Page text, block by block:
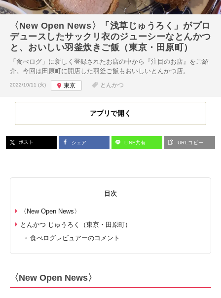
〈New Open News〉「浅草じゅうろく」がプロ
デュースしたサックリ衣のジューシーなとんかつ
と、おいしい羽釜炊きご飯（東京・田原町）
「食べログ」に新しく登録されたお店の中から『注目のお店』をご紹
介。今回は田原町に開店した羽釜ご飯もおいしいとんかつ店。
投稿日:
2022/10/11 (火) 東京 とんかつ
アプリで開く
ポスト シェア LINE共有 URLコピー
目次
〈New Open News〉
とんかつ じゅうろく（東京・田原町）
食べログレビュアーのコメント
〈New Open News〉